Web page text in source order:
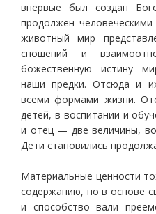
впервые был создан
продолжен
животный мир
сношений и
божественную истину
наши предки. Отсюда и
всеми формами жизни.
детей, в воспитании и
и отец — две величины,
Дети становились
Материальные ценности
содержанию, но в основе
и способство вали